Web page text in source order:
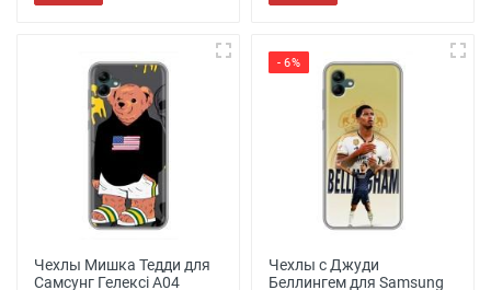
Чехлы Мишка Тедди для
Самсунг Гелексі А04
- 6%
Чехлы с Джуди
Беллингем для Samsung